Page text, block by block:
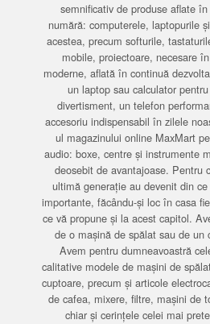
semnificativ de produse aflate
numără: computerele, laptopurile
acestea, precum softurile,
mobile, proiectoare, necesare
moderne, aflată în continuă
un laptop sau calculator
divertisment, un telefon
accesoriu indispensabil în zilele
ul magazinului online MaxMart
audio: boxe, centre și instrumente
deosebit de avantajoase. Pentru
ultimă generație au devenit din
importante, făcându-și loc în casa
ce vă propune și la acest capitol.
de o mașină de spălat sau de un
Avem pentru dumneavoastră
calitative modele de mașini de
cuptoare, precum și articole
de cafea, mixere, filtre, mașini de
chiar și cerințele celei mai